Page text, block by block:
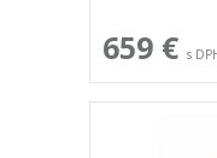
659 € s